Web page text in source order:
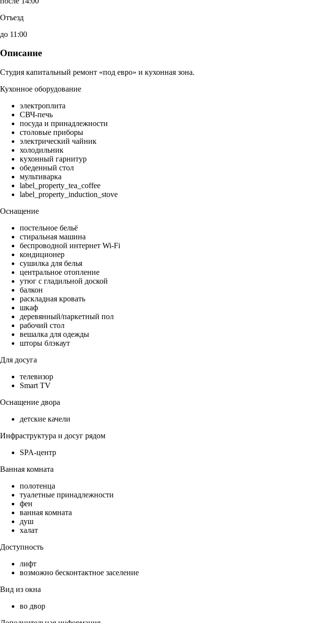
Отъезд
до 11:00
Описание
Студия капитальный ремонт «под евро» и кухонная зона.
Кухонное оборудование
электроплита
СВЧ-печь
посуда и принадлежности
столовые приборы
электрический чайник
холодильник
кухонный гарнитур
обеденный стол
мультиварка
label_property_tea_coffee
label_property_induction_stove
Оснащение
постельное бельё
стиральная машина
беспроводной интернет Wi-Fi
кондиционер
сушилка для белья
центральное отопление
утюг с гладильной доской
балкон
раскладная кровать
шкаф
деревянный/паркетный пол
рабочий стол
вешалка для одежды
шторы блэкаут
Для досуга
телевизор
Smart TV
Оснащение двора
детские качели
Инфраструктура и досуг рядом
SPA-центр
Ванная комната
полотенца
туалетные принадлежности
фен
ванная комната
душ
халат
Доступность
лифт
возможно бесконтактное заселение
Вид из окна
во двор